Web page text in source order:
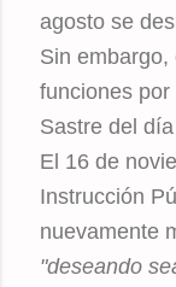
agosto se
Sin
funciones
Sastre del
El 16 de
Instrucción
nuevamente
"deseando